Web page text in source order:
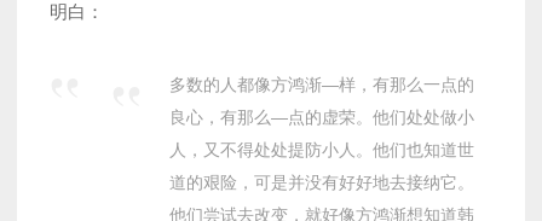
明白：
多数的人都像方鸿渐—样，有那么一点的
良心，有那么—点的虚荣。他们处处做小
人，又不得处处提防小人。他们也知道世
道的艰险，可是并没有好好地去接纳它。
他们尝试去改变，就好像方鸿渐想知道韩